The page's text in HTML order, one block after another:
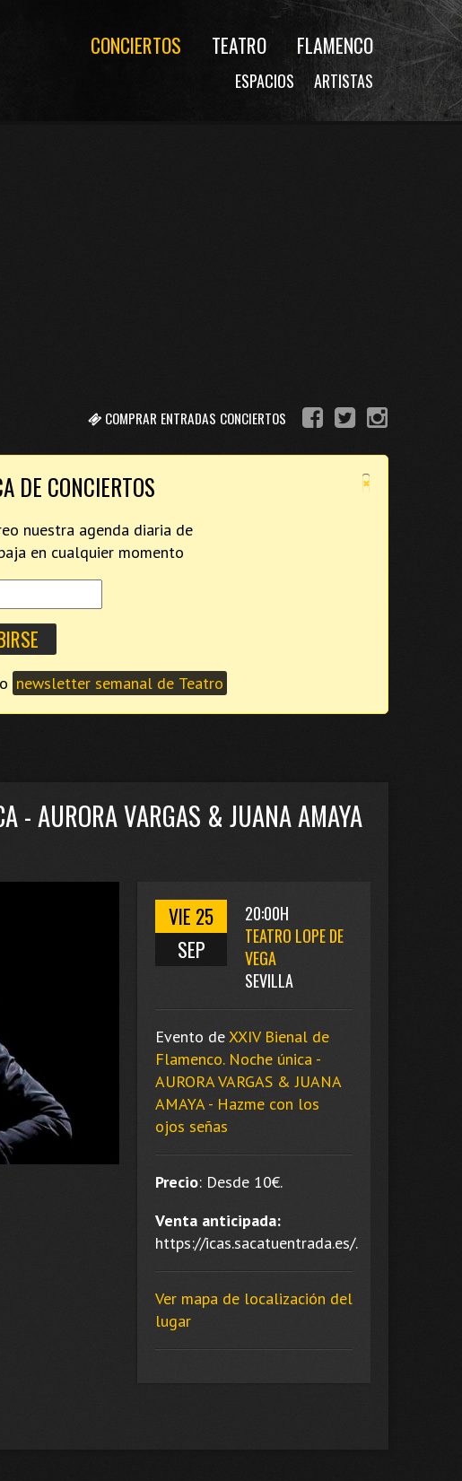
CONCIERTOS TEATRO FLAMENCO
ESPACIOS ARTISTAS
COMPRAR ENTRADAS CONCIERTOS
×
DE CONCIERTOS
nuestra agenda diaria de
en cualquier momento
newsletter semanal de Teatro
- AURORA VARGAS & JUANA AMAYA
VIE 25
SEP
20:00H
TEATRO LOPE DE
VEGA
SEVILLA
Evento deXXIV Bienal de
Flamenco. Noche única -
AURORA VARGAS & JUANA
AMAYA - Hazme con los
ojos señas
Precio: Desde 10€.
Venta anticipada:
https://icas.sacatuentrada.es/.
Ver mapa de localización del
lugar